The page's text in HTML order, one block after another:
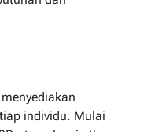
individu. Mulai